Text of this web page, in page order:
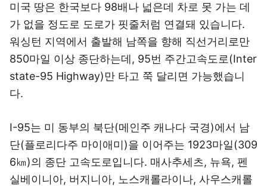
미국 땅은 한국보다 98배나 넓은데 차로 못 가는 데
가 없을 정도로 도로가 핏줄처럼 연결돼 있습니다.
워싱턴 지역에서 출발해 남쪽을 향해 직선거리로만
850마일 이상 종단하는데, 95번 주간고속도로(Inter
state-95 Highway)만 타고 쭉 달리면 가능했습니
다.
I-95는 미 동부의 북단(메인주 캐나다 국경)에서 남
단(플로리다주 마이애미)을 이어주는 1923마일(309
6㎞)의 종단 고속도로입니다. 매사추세츠, 뉴욕, 펜
실베이니아, 버지니아, 노스캐롤라이나, 사우스캐롤